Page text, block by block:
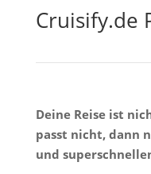
Cruisify.de
Deine Reise ist
passt nicht, dann
und